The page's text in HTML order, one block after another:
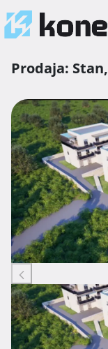
Prodaja: Stan,